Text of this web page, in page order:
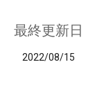
最終更新日
2022/08/15